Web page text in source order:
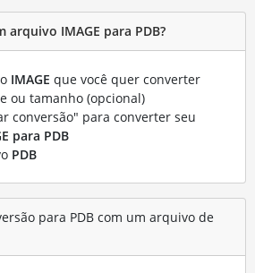
IMAGE para PDB?
IMAGE que você quer converter
ou tamanho (opcional)
conversão" para converter seu
para PDB
PDB
para PDB com um arquivo de